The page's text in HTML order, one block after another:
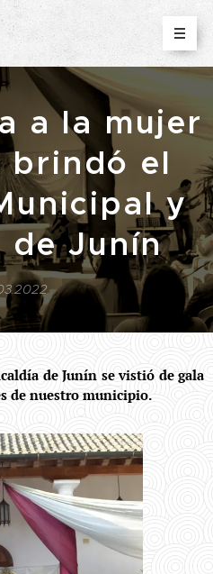
a la mujer
brindó el
y
de Junín
de Junín se vistió de gala
de nuestro municipio.